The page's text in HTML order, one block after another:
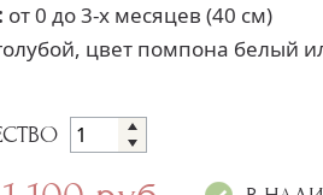
от 0 до 3-х месяцев (40 см)
цвет помпона белый